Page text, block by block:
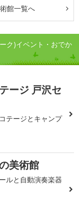
館一覧へ
ク)イベント・おでか
ージ 戸沢セ
テージとキャンプ
美術館
ルと自動演奏楽器